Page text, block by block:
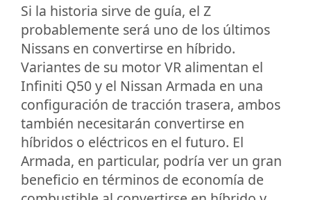
Si la historia sirve de guía, el Z
probablemente será uno de los últimos
Nissans en convertirse en híbrido.
Variantes de su motor VR alimentan el
Infiniti Q50 y el Nissan Armada en una
configuración de tracción trasera, ambos
también necesitarán convertirse en
híbridos o eléctricos en el futuro. El
Armada, en particular, podría ver un gran
beneficio en términos de economía de